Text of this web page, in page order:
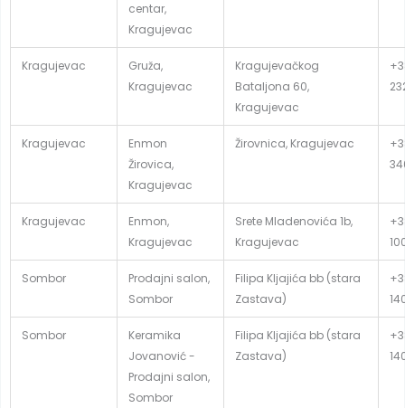
centar,
Kragujevac
Kragujevac
Gruža,
Kragujevac
Kragujevačkog
Bataljona 60,
Kragujevac
Kragujevac
Enmon
Žirovica,
Kragujevac
Žirovnica, Kragujevac
Kragujevac
Enmon,
Kragujevac
Srete Mladenovića 1b,
Kragujevac
Sombor
Prodajni salon,
Sombor
Filipa Kljajića bb (stara
Zastava)
Sombor
Keramika
Jovanović -
Prodajni salon,
Sombor
Filipa Kljajića bb (stara
Zastava)